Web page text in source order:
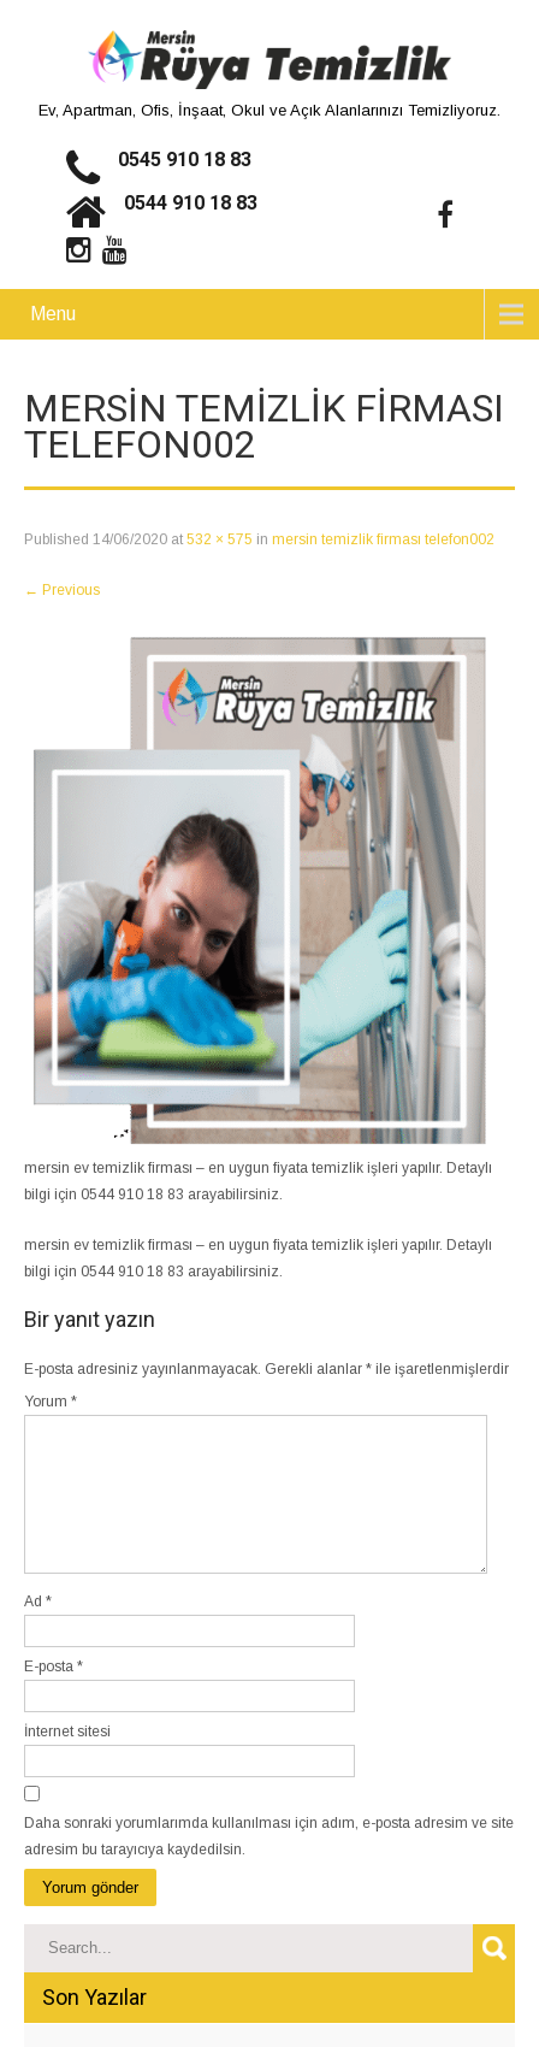
Ev, Apartman, Ofis, İnşaat, Okul ve Açık Alanlarınızı Temizliyoruz.
0545 910 18 83
0544 910 18 83
Menu
MERSIN TEMIZLIK FIRMASI
TELEFON002
Published 14/06/2020 at 532 × 575 in mersin temizlik firması telefon002
← Previous
mersin ev temizlik firması – en uygun fiyata temizlik işleri yapılır. Detaylı
bilgi için 0544 910 18 83 arayabilirsiniz.
mersin ev temizlik firması – en uygun fiyata temizlik işleri yapılır. Detaylı
bilgi için 0544 910 18 83 arayabilirsiniz.
Bir yanıt yazın
E-posta adresiniz yayınlanmayacak. Gerekli alanlar * ile işaretlenmişlerdir
Yorum *
Ad *
E-posta *
İnternet sitesi
Daha sonraki yorumlarımda kullanılması için adım, e-posta adresim ve site
adresim bu tarayıcıya kaydedilsin.
Son Yazılar